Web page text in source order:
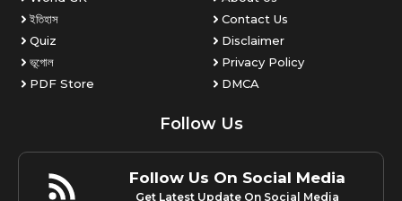
ইতিহাস
Quiz
ভূগোল
PDF Store
Contact Us
Disclaimer
Privacy Policy
DMCA
Follow Us
Follow Us On Social Media
Get Latest Update On Social Media